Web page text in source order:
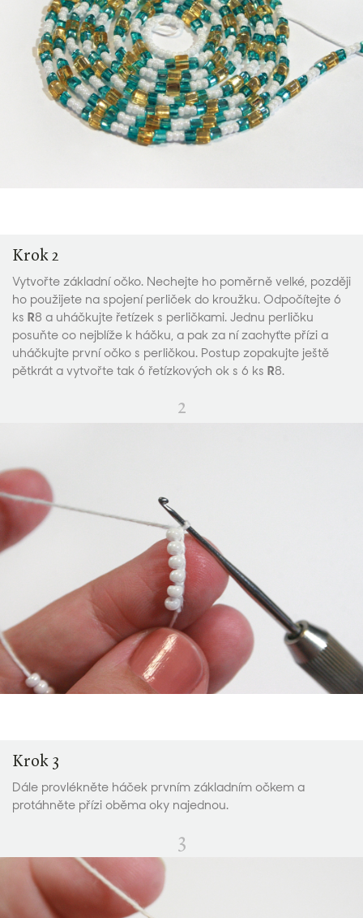
Krok 2
Vytvořte základní očko. Nechejte ho poměrně velké, později
ho použijete na spojení perliček do kroužku. Odpočítejte 6
ks R8 a uháčkujte řetízek s perličkami. Jednu perličku
posuňte co nejblíže k háčku, a pak za ní zachyťte přízi a
uháčkujte první očko s perličkou. Postup zopakujte ještě
pětkrát a vytvořte tak 6 řetízkových ok s 6 ks R8.
2
Krok 3
Dále provlékněte háček prvním základním očkem a
protáhněte přízi oběma oky najednou.
3